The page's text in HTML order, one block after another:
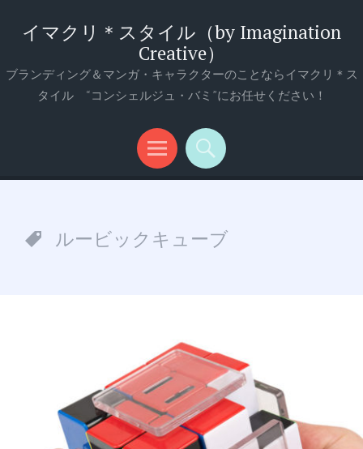
イマクリ＊スタイル（by Imagination
Creative）
ブランディング＆マンガ・キャラクターのことならイマクリ＊ス
タイル “コンシェルジュ・バミ”にお任せください！
メ
検
ルービックキューブ